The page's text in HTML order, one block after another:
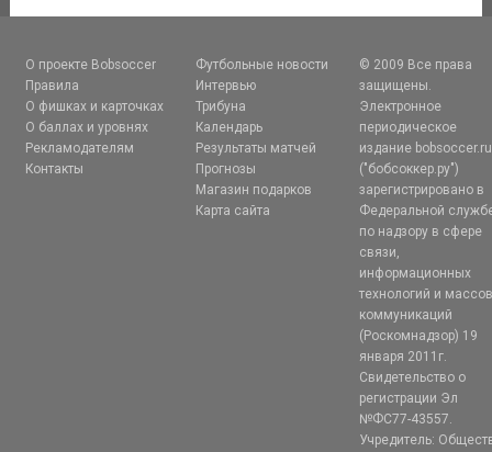
О проекте Bobsoccer
Правила
О фишках и карточках
О баллах и уровнях
Рекламодателям
Контакты
Футбольные новости
Интервью
Трибуна
Календарь
Результаты матчей
Прогнозы
Магазин подарков
Карта сайта
© 2009 Все права
защищены.
Электронное
периодическое
издание bobsoccer.ru
("бобсоккер.ру")
зарегистрировано в
Федеральной
по надзору в сфере
связи,
информационных
технологий и
коммуникаций
(Роскомнадзор) 19
января 2011г.
Свидетельство о
регистрации Эл
№ФС77-43557.
Учредитель: